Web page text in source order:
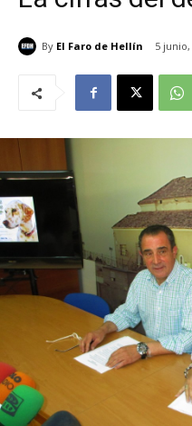
By El Faro de Hellín 5 junio,